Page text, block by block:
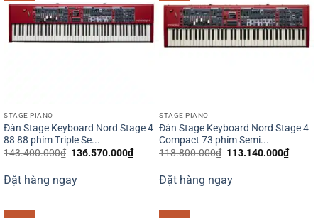
STAGE PIANO
Đàn Stage Keyboard Nord Stage 4
88 88 phím Triple Se...
143.400.000₫ Giá
143.400.000₫.
136.570.000₫Giá
hiện
136.570.000₫.
Đặt hàng ngay
STAGE PIANO
Đàn Stage Keyboard Nord Stage 4
Compact 73 phím Semi...
118.800.000₫ Giá
118.800.000₫.
113.140.000₫Giá
hiện
Đặt hàng ngay